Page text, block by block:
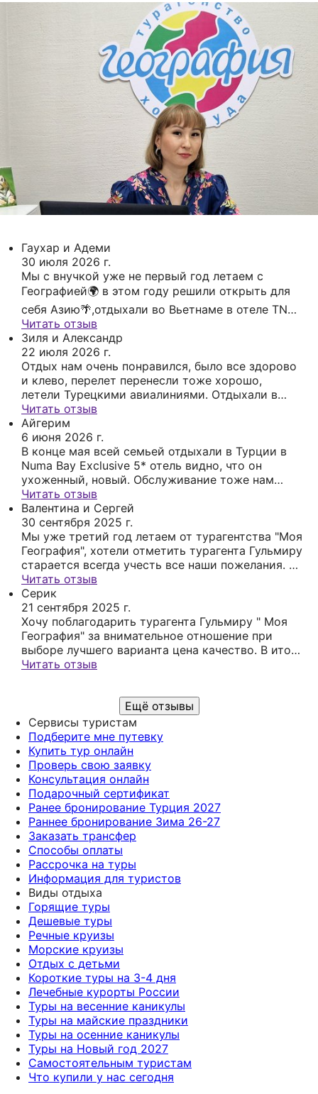
Гаухар и Адеми
30 июля 2026 г.
Мы с внучкой уже не первый год летаем с
Географией🌍 в этом году решили открыть для
себя Азию🌴,отдыхали во Вьетнаме в отеле TND
в Нячанге и остались в полном восторге от
поездки! 🇻🇳💙 ✨ Все было организовано на
высшем уровне: ✈️ перелет 🚐 трансфер 🏨
комфортный отел и постоянное сопровождение
24/7 нашим замечательным 👩‍💻 турагентом
Гульмирой ❤️ 🌸 Отдых прошел просто
великолепно — легко, спокойно и без каких-
либо проблем или неприятных сюрпризов. И, как
всегда, это благодаря профессионализму и
заботе Гульмиры! 😍 Мы получили огромное
количество ярких эмоций, наслаждались 🌊
теплым морем, ☀️ ласковым солнцем,
попробовали вкусную местную кухню 🍜 и
побывали на интересных экскурсиях. 🏝️🐉 ✨
Азия удивительна: она настолько необычная и
самобытная, насколько же и прекрасная.
Обязательно стоит побывать здесь хотя бы раз в
жизни! 🇻🇳💖 💐 От всей души хотим выразить
огромную благодарность Гульмире за
безупречную организацию нашего отдыха во
Вьетнаме! ❤️ 🙏 Спасибо за внимание, заботу и
профессионализм! 🌺 Желаем вам много
благодарных туристов, процветания и новых
счастливых путешествий! ✈️🌍
Читать отзыв
Зиля и Александр
22 июля 2026 г.
Отдых нам очень понравился, было все здорово
и клево, перелет перенесли тоже хорошо,
летели Турецкими авиалиниями. Отдыхали в
Alexia Resort & Spa Hotel 5* отель стильный,
новый, вкусная кухня, Сиде город красивый,
были в старом античном городе, ездили на
пароходе, катались на багги, зиплайне, даже на
рафтинге, было очень круто Гульмире огромное
спасибо!
Читать отзыв
Айгерим
6 июня 2026 г.
В конце мая всей семьей отдыхали в Турции в
Numa Bay Exclusive 5* отель видно, что он
ухоженный, новый. Обслуживание тоже нам
понравилось, всё рядом и бассейны., игровые
площадки и море, всё доступно. Своим отдыхом
мы остались довольны. Большое спасибо,
нашему турагенту Гульмире
Читать отзыв
Валентина и Сергей
30 сентября 2025 г.
Мы уже третий год летаем от турагентства "Моя
География", хотели отметить турагента Гульмиру
старается всегда учесть все наши пожелания. В
начале сентября отдыхали с друзьями в отеле
Continental Plaza Beach 4*" курорта Шарм-эль-
Шейх, Египет. Красивая и ухоження территория
отеля. Потрясающий коралловый риф. Кондитер
суперский, вкусная и свежая выпечка. Торты,
пирожные, булочки, печеньки, пироги... Всё
разное каждый день. Торты красивые, пирожные
Читать отзыв
Серик
21 сентября 2025 г.
Хочу поблагодарить турагента Гульмиру " Моя
География" за внимательное отношение при
выборе лучшего варианта цена качество. В итоге
выбор пал на отель El Khan Sharm в Шарм эль
Кухня хорошая, голодным не оставят. Море
шикарное. Отдых удался. Если отдыхать то
только с этим турагентством . Буду
рекомендовать друзьям и близким.
Читать отзыв
Ещё отзывы
Сервисы туристам
Подберите мне путевку
Купить тур онлайн
Проверь свою заявку
Консультация онлайн
Подарочный сертификат
Ранее бронирование Турция 2027
Раннее бронирование Зима 26-27
Заказать трансфер
Способы оплаты
Рассрочка на туры
Информация для туристов
Виды отдыха
Горящие туры
Дешевые туры
Речные круизы
Морские круизы
Отдых с детьми
Короткие туры на 3-4 дня
Лечебные курорты России
Туры на весенние каникулы
Туры на майские праздники
Туры на осенние каникулы
Туры на Новый год 2027
Самостоятельным туристам
Что купили у нас сегодня